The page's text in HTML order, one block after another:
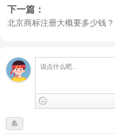
下一篇：
北京商标注册大概要多少钱
条